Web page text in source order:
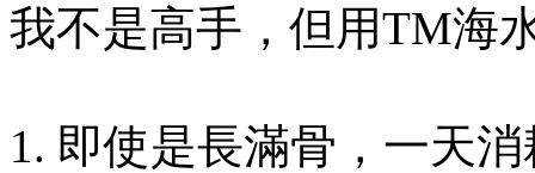
我不是高手，但用TM海
1. 即使是長滿骨，一天